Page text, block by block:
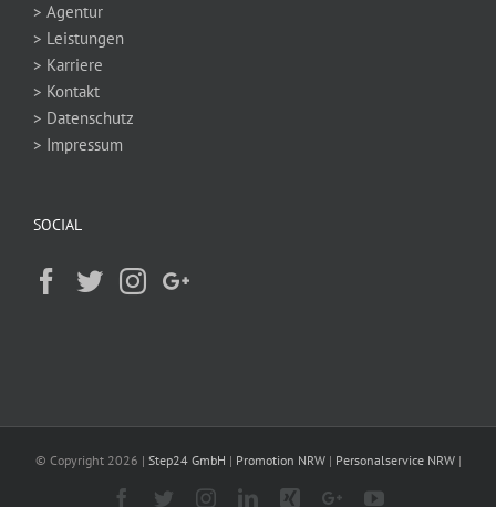
> Agentur
> Leistungen
> Karriere
> Kontakt
> Datenschutz
> Impressum
SOCIAL
© Copyright 2026 | Step24 GmbH | Promotion NRW| Personalservice NRW|
Facebook
TwitterInstagramLinkedin
XingGoogle+YouTube